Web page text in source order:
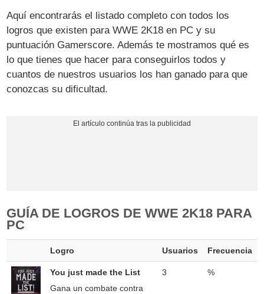
Aquí encontrarás el listado completo con todos los
logros que existen para WWE 2K18 en PC y su
puntuación Gamerscore. Además te mostramos qué es
lo que tienes que hacer para conseguirlos todos y
cuantos de nuestros usuarios los han ganado para que
conozcas su dificultad.
GUÍA DE LOGROS DE WWE 2K18 PARA
PC
Logro Usuarios Frecuencia
You just made the List
Gana un combate contra
3 %